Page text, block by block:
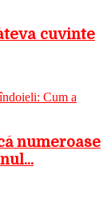
cuvinte
numeroase